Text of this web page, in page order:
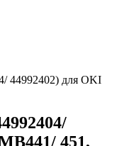
44992402) для OKI
451,